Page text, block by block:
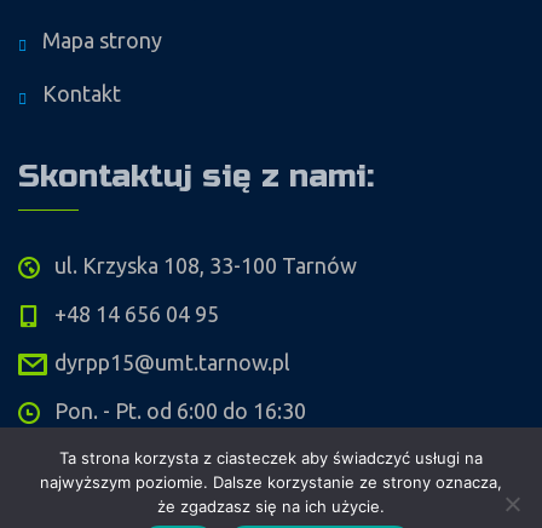
Mapa strony
Kontakt
Skontaktuj się z nami:
ul. Krzyska 108, 33-100 Tarnów
+48 14 656 04 95
dyrpp15@umt.tarnow.pl
Pon. - Pt. od 6:00 do 16:30
Ta strona korzysta z ciasteczek aby świadczyć usługi na
najwyższym poziomie. Dalsze korzystanie ze strony oznacza,
że zgadzasz się na ich użycie.